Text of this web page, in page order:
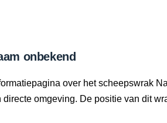
onbekend
over het scheepswrak
directe omgeving. De positie van dit